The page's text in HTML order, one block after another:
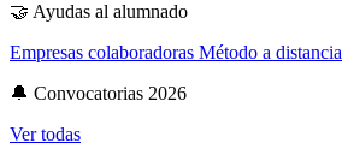
🤝 Ayudas al alumnado
Empresas colaboradoras Método a distancia
🔔 Convocatorias 2026
Ver todas